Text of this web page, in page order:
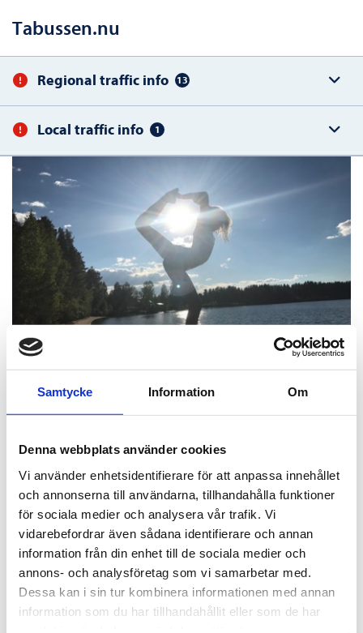
Samtycke Information Om
Denna webbplats använder cookies
Vi använder enhetsidentifierare för att anpassa innehållet
och annonserna till användarna, tillhandahålla funktioner
för sociala medier och analysera vår trafik. Vi
vidarebefordrar även sådana identifierare och annan
information från din enhet till de sociala medier och
annons- och analysföretag som vi samarbetar med.
Dessa kan i sin tur kombinera informationen med annan
information som du har tillhandahållit eller som de har
Tabussen.nu
Regional traffic info 13
Local traffic info 1
About the website
Our Privacy Policy and Accessibility Statement
Personal Data Processing and Cookies
Here you can read Länstrafiken i Västerbotten's
Privacy Policy.